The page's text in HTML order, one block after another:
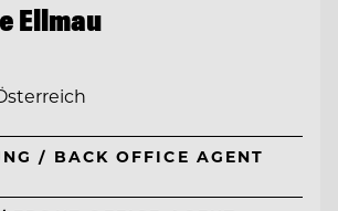
Ellmau
/ BACK OFFICE AGENT